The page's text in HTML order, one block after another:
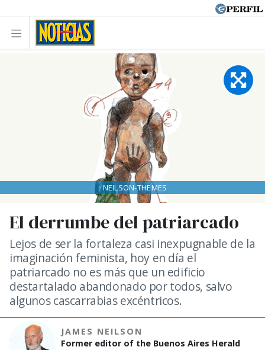
El derrumbe del patriarcado
Lejos de ser la fortaleza casi inexpugnable de la
imaginación feminista, hoy en día el
patriarcado no es más que un edificio
destartalado abandonado por todos, salvo
algunos cascarrabias excéntricos.
JAMES NEILSON
Former editor of the Buenos Aires Herald
NEILSON-THEMES